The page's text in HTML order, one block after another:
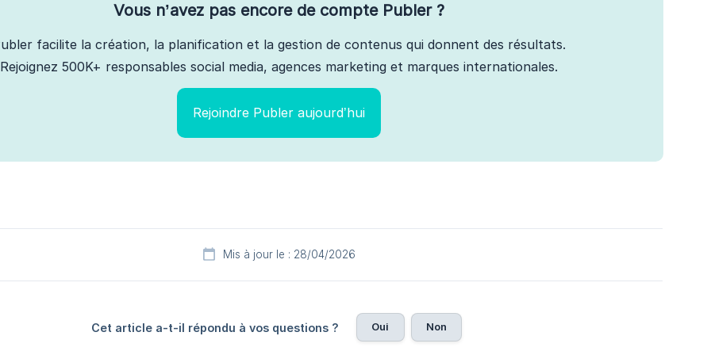
Vous n’avez pas encore de compte Publer ?
facilite la création, la planification et la gestion de contenus qui donnent des résultats.
Rejoignez 500K+ responsables social media, agences marketing et marques internationales.
Rejoindre Publer aujourd’hui
Mis à jour le : 28/04/2026
Cet article a-t-il répondu à vos questions ? Oui Non